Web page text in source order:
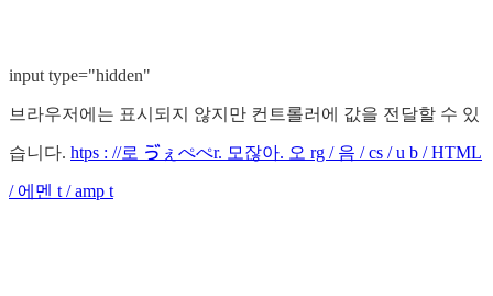
input type="hidden"
브라우저에는 표시되지 않지만 컨트롤러에 값을 전달할 수 있
습니다. htps : //로 ゔぇぺぺr. 모잖아. 오 rg / 음 / cs / u b / HTML
/ 에멘 t / amp t